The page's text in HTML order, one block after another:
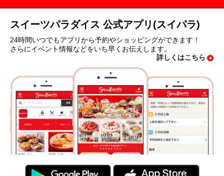
スイーツパラダイス 公式アプリ(スイパラ)
24時間いつでもアプリから予約やショッピングができます！
さらにイベント情報などをいち早くお伝えします。
詳しくはこちら